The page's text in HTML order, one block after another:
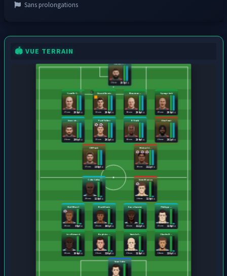
Sans prolongations
🏟️ VUE TERRAIN
205 pts
26 ans
Camille C...
206 pts
27 ans
Grand Strots
204 pts
32 ans
Monsieur ...
206 pts
18 ans
Spongebob
206 pts
29 ans
Jesus de ...
200 pts
26 ans
Paul Tellier
201 pts
23 ans
R-Truth
204 pts
18 ans
Oba Femi
202 pts
26 ans
CM Punk
199 pts
27 ans
Michael J...
212 pts
18 ans
Yann Colin
Leo Bernard
104 pts
28 ans
Baptiste ...
110 pts
26 ans
Yanis Lef...
118 pts
26 ans
Charles B...
120 pts
24 ans
Naël Morel
95 pts
28 ans
Noah Denis
100 pts
21 ans
Enzo Garnier
112 pts
21 ans
Philippe ...
114 pts
23 ans
Colin Collin
119 pts
28 ans
Yanis Moreau
116 pts
24 ans